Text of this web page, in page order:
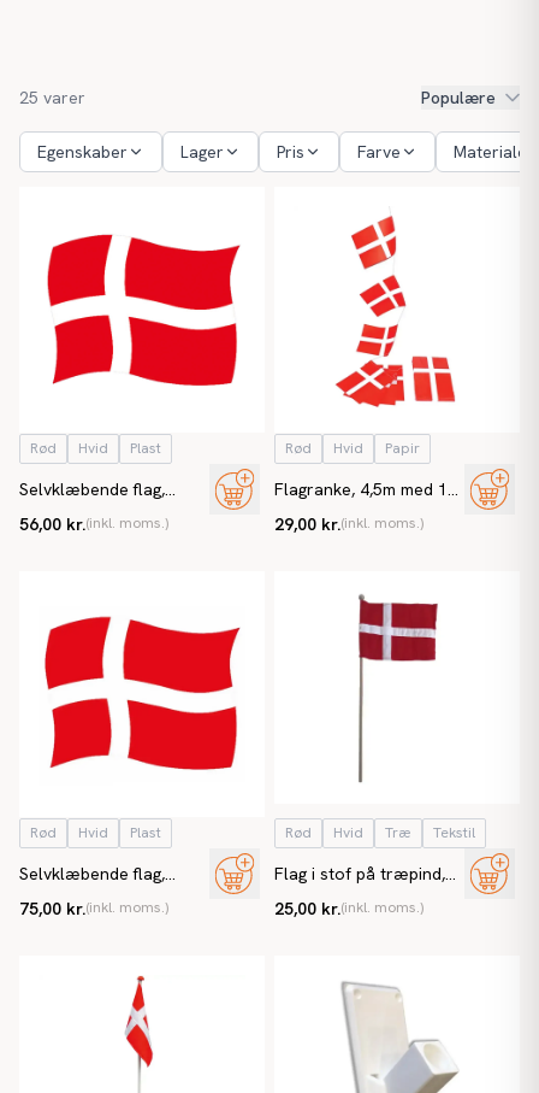
25 varer Populære
Egenskaber Lager Pris Farve Materiale
Rød Hvid Plast
Selvklæbende flag,
stk./pk.)
56,00 kr.(inkl. moms.)
Rød Hvid Papir
Flagranke, 4,5m med 10
29,00 kr.(inkl. moms.)
Rød Hvid Plast
Selvklæbende flag,
stk./pk.)
75,00 kr.(inkl. moms.)
Rød Hvid Træ Tekstil
Flag i stof på træpind,
61cm
25,00 kr.(inkl. moms.)